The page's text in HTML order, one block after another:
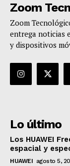
Zoom
Zoom
entrega noticias
y dispositivos
Lo último
Los HUAWEI
espacial y
HUAWEI agosto 5,